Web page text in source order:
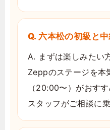
Q. 六本松の初級と
A. まずは楽しみたい
Zeppのステージを本
（20:00〜）がおす
スタッフがご相談に乗